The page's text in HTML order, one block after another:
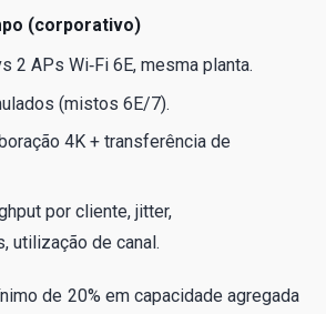
(corporativo)
2 APs Wi‑Fi 6E, mesma planta.
(mistos 6E/7).
4K + transferência de
por cliente, jitter,
utilização de canal.
de 20% em capacidade agregada